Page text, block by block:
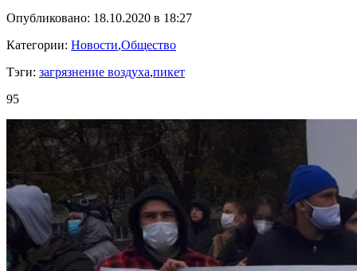
Опубликовано: 18.10.2020 в 18:27
Категории: Новости,Общество
Тэги: загрязнение воздуха,пикет
95